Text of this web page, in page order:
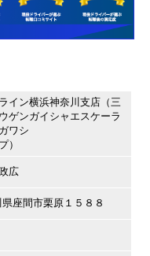
イン横浜神奈川支店（三
ゲンガイシャエスケーラ
ワシ
）
広
座間市栗原１５８８